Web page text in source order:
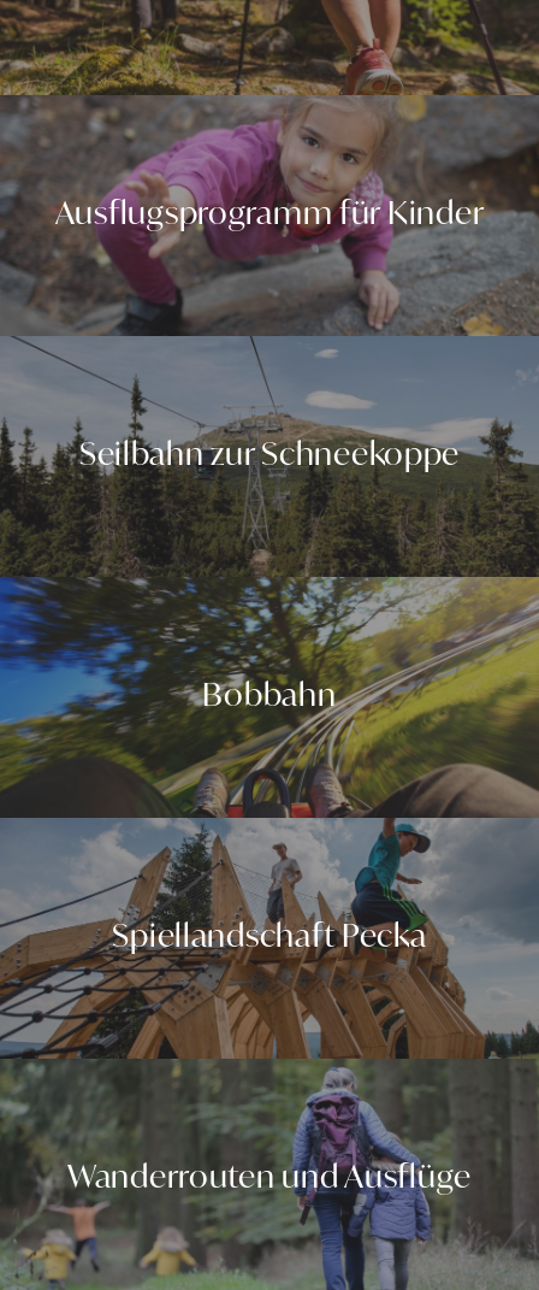
Ausflugsprogramm für Kinder
Seilbahn zur Schneekoppe
Bobbahn
Spiellandschaft Pecka
Wanderrouten und Ausflüge